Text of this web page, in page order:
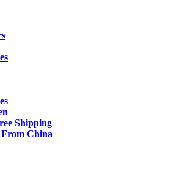
Shipping
From China